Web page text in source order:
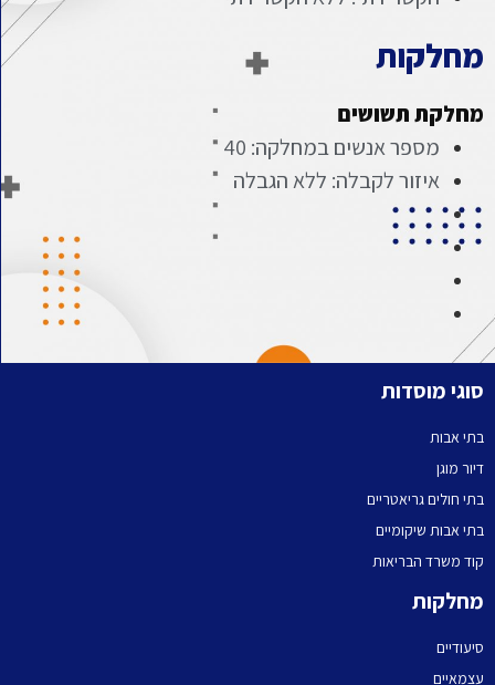
מחלקות
מחלקת תשושים
מספר אנשים במחלקה: 40
איזור לקבלה: ללא הגבלה
סוגי מוסדות
בתי אבות
דיור מוגן
בתי חולים גריאטריים
בתי אבות שיקומיים
קוד משרד הבריאות
מחלקות
סיעודיים
עצמאיים